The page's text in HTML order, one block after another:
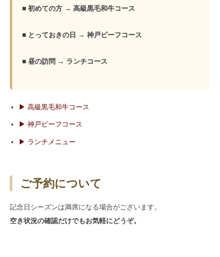
■ 初めての方 → 高級黒毛和牛コース
■ とっておきの日 → 神戸ビーフコース
■ 昼の訪問 → ランチコース
▶ 高級黒毛和牛コース
▶ 神戸ビーフコース
▶ ランチメニュー
ご予約について
記念日シーズンは満席になる場合がございます。
空き状況の確認だけでもお気軽にどうぞ。